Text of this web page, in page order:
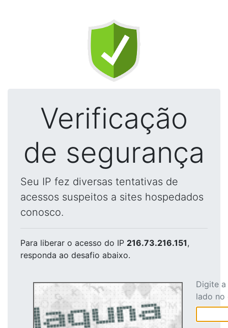
Verificação
de segurança
Seu IP fez diversas tentativas de
acessos suspeitos a sites hospedados
conosco.
Para liberar o acesso do IP 216.73.216.151,
responda ao desafio abaixo.
Digite
lado no